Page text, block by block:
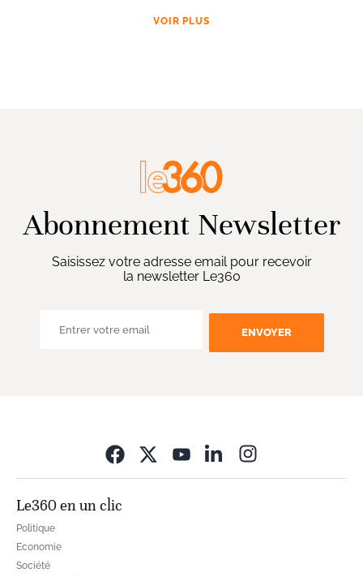
VOIR PLUS
Abonnement Newsletter
Saisissez votre adresse email pour recevoir
la newsletter Le360
ENVOYER
Le360 en un clic
Politique
Economie
Société